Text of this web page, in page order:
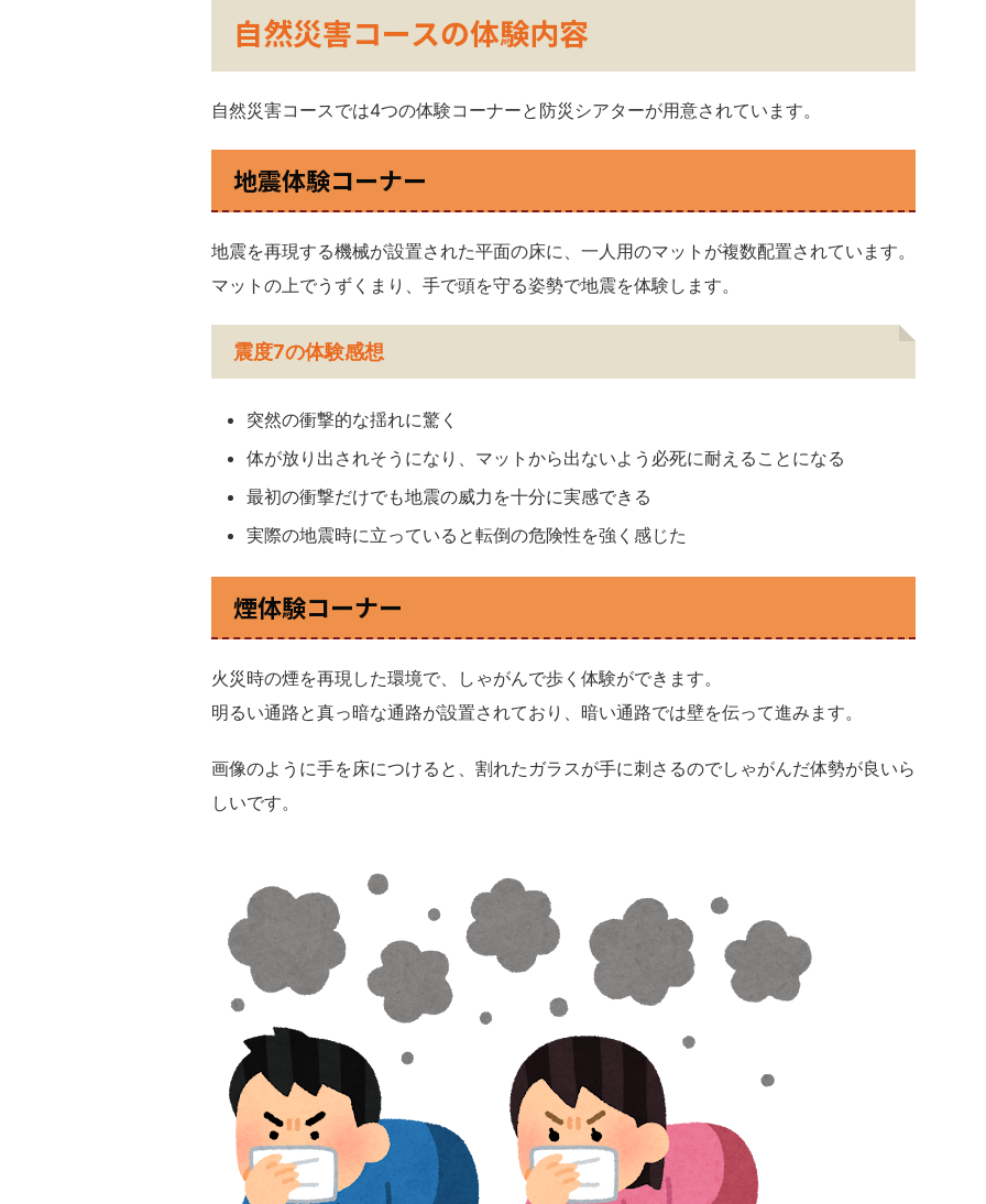
自然災害コースの体験内容
自然災害コースでは4つの体験コーナーと防災シアターが用意されています。
地震体験コーナー
地震を再現する機械が設置された平面の床に、一人用のマットが複数配置されています。
マットの上でうずくまり、手で頭を守る姿勢で地震を体験します。
震度7の体験感想
突然の衝撃的な揺れに驚く
体が放り出されそうになり、マットから出ないよう必死に耐えることになる
最初の衝撃だけでも地震の威力を十分に実感できる
実際の地震時に立っていると転倒の危険性を強く感じた
煙体験コーナー
火災時の煙を再現した環境で、しゃがんで歩く体験ができます。
明るい通路と真っ暗な通路が設置されており、暗い通路では壁を伝って進みます。
画像のように手を床につけると、割れたガラスが手に刺さるのでしゃがんだ体勢が良いら
しいです。